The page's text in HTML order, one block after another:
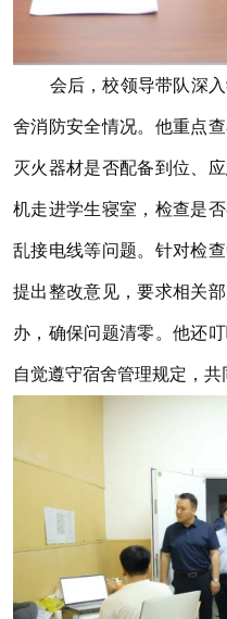
会后，校领导带队深
舍消防安全情况。他重点
灭火器材是否配备到位、
机走进学生寝室，检查是
乱接电线等问题。针对检
提出整改意见，要求相关
办，确保问题清零。他还
自觉遵守宿舍管理规定，共